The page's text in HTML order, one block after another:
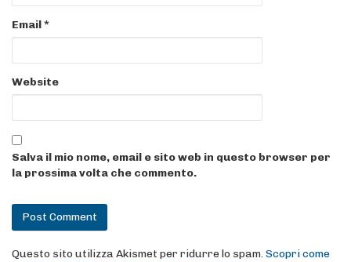
Email*
Website
Salva il mio nome, email e sito web in questo browser per
la prossima volta che commento.
Questo sito utilizza Akismet per ridurre lo spam.Scopri come